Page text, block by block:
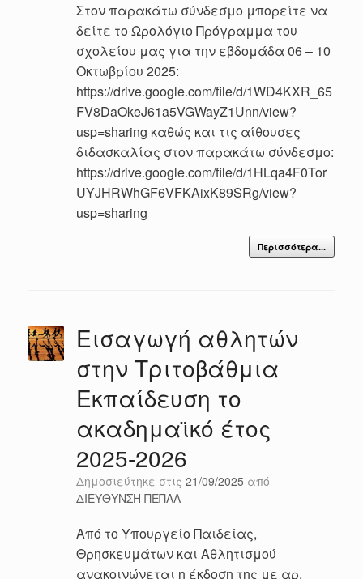
Στον παρακάτω σύνδεσμο μπορείτε να
δείτε το Ωρολόγιο Πρόγραμμα του
σχολείου μας για την εβδομάδα 06 – 10
Οκτωβρίου 2025:
https://drive.google.com/file/d/1WD4KXR_65
FV8DaOkeJ61a5VGWayZ1Unn/view?
usp=sharing καθώς και τις αίθουσες
διδασκαλίας στον παρακάτω σύνδεσμο:
https://drive.google.com/file/d/1HLqa4F0Tor
UYJHRWhGF6VFKAixK89SRg/view?
usp=sharing
Περισσότερα...
Εισαγωγή αθλητών
στην Tριτοβάθμια
Eκπαίδευση το
ακαδημαϊκό έτος
2025-2026
Δημοσιεύτηκε στις 21/09/2025 από
ΔΙΕΥΘΥΝΣΗ ΠΕΠΑΛ
Από το Υπουργείο Παιδείας,
Θρησκευμάτων και Αθλητισμού
ανακοινώνεται η έκδοση της με αρ.